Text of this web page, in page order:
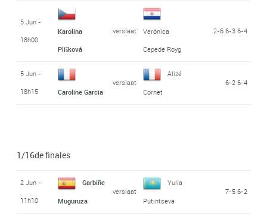
5 Jun -
18h00
Karolina
Plíšková
verslaat
Verónica
Cepede Royg
2-6 6-3 6-4
5 Jun -
18h15
Caroline Garcia
verslaat
Alizé
Cornet
6-2 6-4
1/16de finales
2 Jun -
11h10
Garbiñe
Muguruza
verslaat
Yulia
Putintseva
7-5 6-2